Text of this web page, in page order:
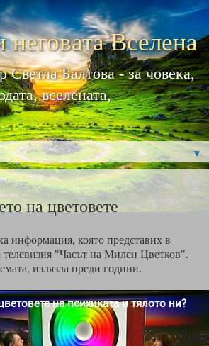
неговата Вселена
Светла Балтова - за човека,
вселената,
▼
на цветовете
информация, която представих в
телевизия "Часът на Милен Цветков".
излязла преди години.